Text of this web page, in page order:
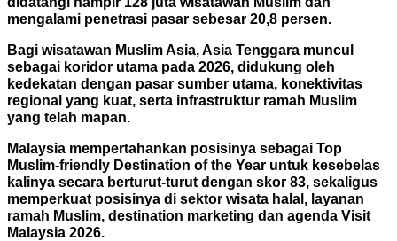
mengalami penetrasi pasar sebesar 20,8 persen.
Bagi wisatawan Muslim Asia, Asia Tenggara muncul
sebagai koridor utama pada 2026, didukung oleh
kedekatan dengan pasar sumber utama, konektivitas
regional yang kuat, serta infrastruktur ramah Muslim
yang telah mapan.
Malaysia mempertahankan posisinya sebagai Top
Muslim-friendly Destination of the Year untuk kesebelas
kalinya secara berturut-turut dengan skor 83, sekaligus
memperkuat posisinya di sektor wisata halal, layanan
ramah Muslim, destination marketing dan agenda Visit
Malaysia 2026.